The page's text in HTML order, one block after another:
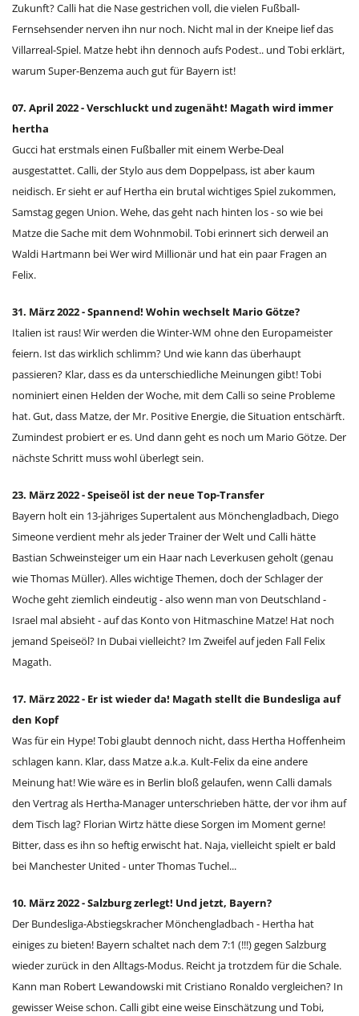
Zukunft? Calli hat die Nase gestrichen voll, die vielen Fußball-
Fernsehsender nerven ihn nur noch. Nicht mal in der Kneipe lief das
Villarreal-Spiel. Matze hebt ihn dennoch aufs Podest.. und Tobi erklärt,
warum Super-Benzema auch gut für Bayern ist!
07. April 2022 - Verschluckt und zugenäht! Magath wird immer
hertha
Gucci hat erstmals einen Fußballer mit einem Werbe-Deal
ausgestattet. Calli, der Stylo aus dem Doppelpass, ist aber kaum
neidisch. Er sieht er auf Hertha ein brutal wichtiges Spiel zukommen,
Samstag gegen Union. Wehe, das geht nach hinten los - so wie bei
Matze die Sache mit dem Wohnmobil. Tobi erinnert sich derweil an
Waldi Hartmann bei Wer wird Millionär und hat ein paar Fragen an
Felix.
31. März 2022 - Spannend! Wohin wechselt Mario Götze?
Italien ist raus! Wir werden die Winter-WM ohne den Europameister
feiern. Ist das wirklich schlimm? Und wie kann das überhaupt
passieren? Klar, dass es da unterschiedliche Meinungen gibt! Tobi
nominiert einen Helden der Woche, mit dem Calli so seine Probleme
hat. Gut, dass Matze, der Mr. Positive Energie, die Situation entschärft.
Zumindest probiert er es. Und dann geht es noch um Mario Götze. Der
nächste Schritt muss wohl überlegt sein.
23. März 2022 - Speiseöl ist der neue Top-Transfer
Bayern holt ein 13-jähriges Supertalent aus Mönchengladbach, Diego
Simeone verdient mehr als jeder Trainer der Welt und Calli hätte
Bastian Schweinsteiger um ein Haar nach Leverkusen geholt (genau
wie Thomas Müller). Alles wichtige Themen, doch der Schlager der
Woche geht ziemlich eindeutig - also wenn man von Deutschland -
Israel mal absieht - auf das Konto von Hitmaschine Matze! Hat noch
jemand Speiseöl? In Dubai vielleicht? Im Zweifel auf jeden Fall Felix
Magath.
17. März 2022 - Er ist wieder da! Magath stellt die Bundesliga auf
den Kopf
Was für ein Hype! Tobi glaubt dennoch nicht, dass Hertha Hoffenheim
schlagen kann. Klar, dass Matze a.k.a. Kult-Felix da eine andere
Meinung hat! Wie wäre es in Berlin bloß gelaufen, wenn Calli damals
den Vertrag als Hertha-Manager unterschrieben hätte, der vor ihm auf
dem Tisch lag? Florian Wirtz hätte diese Sorgen im Moment gerne!
Bitter, dass es ihn so heftig erwischt hat. Naja, vielleicht spielt er bald
bei Manchester United - unter Thomas Tuchel...
10. März 2022 - Salzburg zerlegt! Und jetzt, Bayern?
Der Bundesliga-Abstiegskracher Mönchengladbach - Hertha hat
einiges zu bieten! Bayern schaltet nach dem 7:1 (!!!) gegen Salzburg
wieder zurück in den Alltags-Modus. Reicht ja trotzdem für die Schale.
Kann man Robert Lewandowski mit Cristiano Ronaldo vergleichen? In
gewisser Weise schon. Calli gibt eine weise Einschätzung und Tobi,